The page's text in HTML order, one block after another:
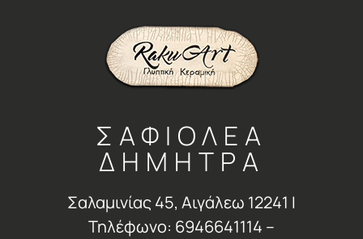
ΣΑΦΙΟΛΕΑ
ΔΗΜΗΤΡΑ
Σαλαμινίας 45, Αιγάλεω 12241 Ι
Τηλέφωνο: 6946641114 –